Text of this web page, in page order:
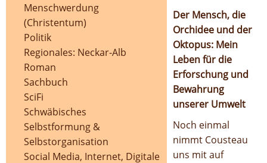
Menschwerdung
(Christentum)
Politik
Regionales: Neckar-Alb
Roman
Sachbuch
SciFi
Schwäbisches
Selbstformung &
Selbstorganisation
Social Media, Internet, Digitale
Der Mensch, die
Orchidee und der
Oktopus: Mein
Leben für die
Erforschung und
Bewahrung
unserer Umwelt
Noch einmal
nimmt Cousteau
uns mit auf